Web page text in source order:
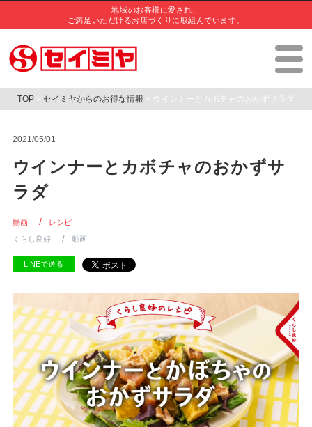
地域のお客様に愛され、
ご満足いただけるお店づくりに取組んでいます。
TOP > セイミヤからのお得な情報 > ウインナーとカボチャのおかずサラダ
2021/05/01
ウインナーとカボチャのおかずサ
ラダ
動画
レシピ
くらし良好
動画
LINEで送る